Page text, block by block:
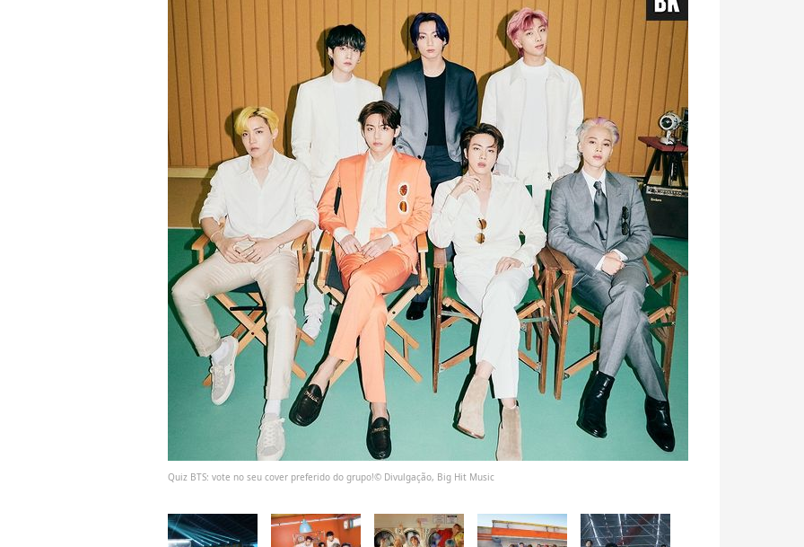
Quiz BTS: vote no seu cover preferido do grupo!© Divulgação, Big Hit Music